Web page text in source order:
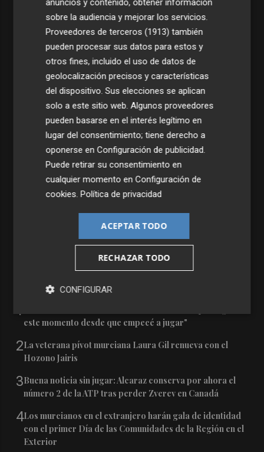
Últimas Noticias
1
este momento desde que empecé a jugar"
2La veterana pívot murciana Laura Gil renueva con el
Hozono Jairis
3Buena noticia sin jugar: Alcaraz conserva por ahora el
número 2 de la ATP tras perder Zverev en Canadá
4Los murcianos en el extranjero harán gala de identidad
con el primer Día de las Comunidades de la Región en el
Exterior
anuncios y contenido, obtener información
sobre la audiencia y mejorar los servicios.
Proveedores de terceros (1913) también
pueden procesar sus datos para estos y
otros fines, incluido el uso de datos de
geolocalización precisos y características
del dispositivo. Sus elecciones se aplican
solo a este sitio web. Algunos proveedores
pueden basarse en el interés legítimo en
lugar del consentimiento; tiene derecho a
oponerse enConfiguración de publicidad.
Puede retirar su consentimiento en
cualquier momento enConfiguración de
cookies.Política de privacidad
ACEPTAR TODO
RECHAZAR TODO
CONFIGURAR